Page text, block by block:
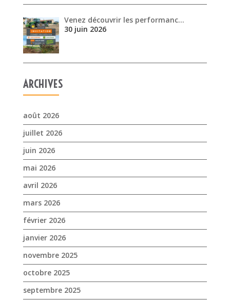
Venez découvrir les performanc…
30 juin 2026
ARCHIVES
août 2026
juillet 2026
juin 2026
mai 2026
avril 2026
mars 2026
février 2026
janvier 2026
novembre 2025
octobre 2025
septembre 2025